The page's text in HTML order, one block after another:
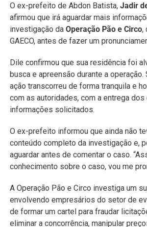
O ex-prefeito de Abdon Batista, Jadir
afirmou que irá aguardar mais
investigação da Operação Pão e Circo,
GAECO, antes de fazer um
Dile confirmou que sua residência foi
busca e apreensão durante a operação.
ação transcorreu de forma tranquila e
com as autoridades, com a entrega
informações solicitados.
O ex-prefeito informou que ainda não
conteúdo completo da investigação e,
aguardar antes de comentar o caso.
conhecimento sobre o caso, vou me
A Operação Pão e Circo investiga um
envolvendo empresários do setor de
de formar um cartel para fraudar
eliminar a concorrência, manipular